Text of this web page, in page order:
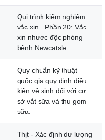
Qui trình kiểm nghiệm
vắc xin - Phần 20: Vắc
xin nhược độc phòng
bệnh Newcatsle
Quy chuẩn kỹ thuật
quốc gia quy định điều
kiện vệ sinh đối với cơ
sở vắt sữa và thu gom
sữa.
Thịt - Xác định dư lượng